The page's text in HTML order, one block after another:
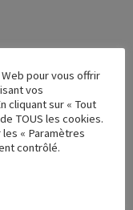
pour vous offrir
vos
cliquant sur « Tout
TOUS les cookies.
« Paramètres
contrôlé.